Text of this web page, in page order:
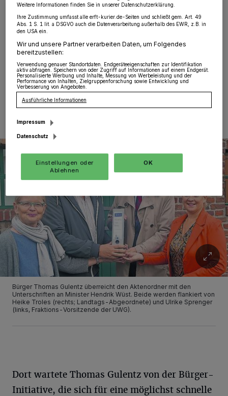
Sinsteden. Gerade hatte Landes-Verkehrsminister
Hendrik Wüst die neue Umgehungsstraße freigegeben
(Lesen Sie auch den Bericht auf Seite 2), da wurde er –
noch vor der Planwagenfahrt – ins örtliche
Kulturzentrum gelotst.
04.10.2019 , 08:58 Uhr Eine Minute Lesezeit
Bürger Thomas Gulentz überreicht den Aktenordner mit den
Unterschriften an Minister Hendrik Wüst. Beide werden flankiert von
Heike Troles (rechts; Landtags-Abgeordnete) und Ulrike Sprenger
(links, Fraktions-Vorsitzende der UWG).
Dort wartete Thomas Gulentz von der Bürger-
Initiative, die sich für eine möglichst schnelle
Weitere Informationen finden Sie in unserer Datenschutzerklärung.
Ihre Zustimmung umfasst alle erft-kurier.de-Seiten und schließt gem. Art. 49
Abs. 1 S. 1 lit. a DSGVO auch die Datenverarbeitung außerhalb des EWR, z.B. in
den USA ein.
Wir und unsere Partner verarbeiten Daten, um Folgendes
bereitzustellen:
Verwendung genauer Standortdaten. Endgeräteeigenschaften zur Identifikation
aktiv abfragen. Speichern von oder Zugriff auf Informationen auf einem Endgerät.
Personalisierte Werbung und Inhalte, Messung von Werbeleistung und der
Performance von Inhalten, Zielgruppenforschung sowie Entwicklung und
Verbesserung von Angeboten.
Ausführliche Informationen
Impressum
Datenschutz
Einstellungen oder
Ablehnen
OK